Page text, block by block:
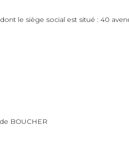
le siège social est situé : 40
BOUCHER